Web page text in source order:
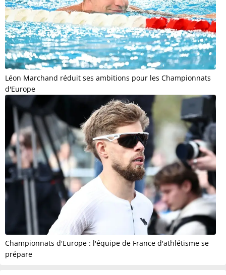
Léon Marchand réduit ses ambitions pour les Championnats
d'Europe
Championnats d'Europe : l'équipe de France d'athlétisme se
prépare